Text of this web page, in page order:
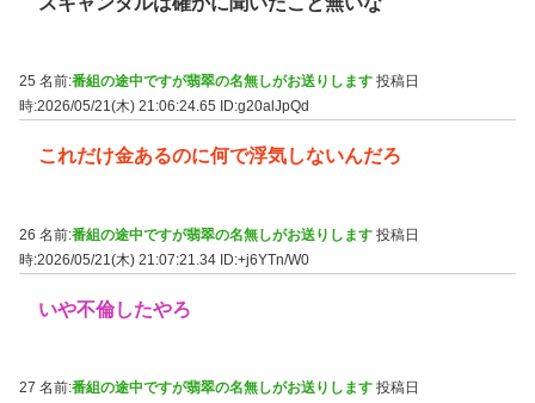
25 名前:番組の途中ですが翡翠の名無しがお送りします 投稿日
時:2026/05/21(木) 21:06:24.65
ID:g20alJpQd
これだけ金あるのに何で浮気しないんだろ
26 名前:番組の途中ですが翡翠の名無しがお送りします 投稿日
時:2026/05/21(木) 21:07:21.34 ID:+j6YTn/W0
いや不倫したやろ
27 名前:番組の途中ですが翡翠の名無しがお送りします 投稿日